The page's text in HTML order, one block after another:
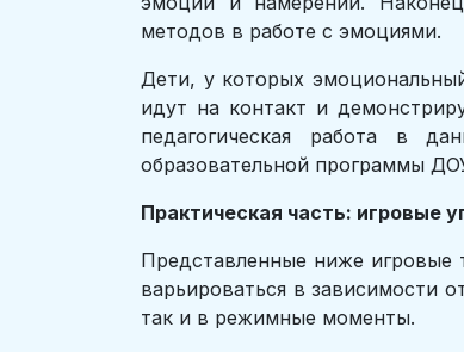
методов в работе с эмоциями.
Дети, у которых
идут на контакт и
педагогическая работа в
образовательной программы
Практическая часть: игровые
Представленные ниже игровые
варьироваться в зависимости
так и в режимные моменты.